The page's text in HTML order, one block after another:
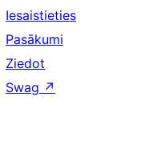
Iesaistieties
Pasākumi
Ziedot
Swag ↗